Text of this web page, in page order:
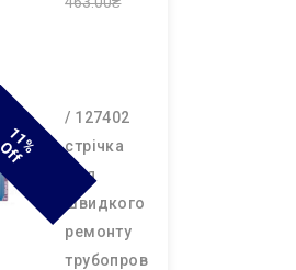
1
1
% O
F
F
/ 127402
cтрічка
для
швидкого
ремонту
трубопров